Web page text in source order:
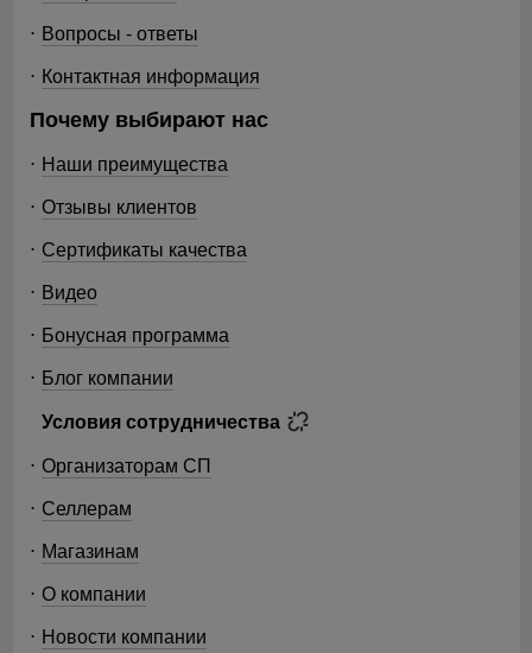
Вопросы - ответы
Контактная информация
Почему выбирают нас
Наши преимущества
Отзывы клиентов
Сертификаты качества
Видео
Бонусная программа
Блог компании
Условия сотрудничества
Организаторам СП
Селлерам
Магазинам
О компании
Новости компании